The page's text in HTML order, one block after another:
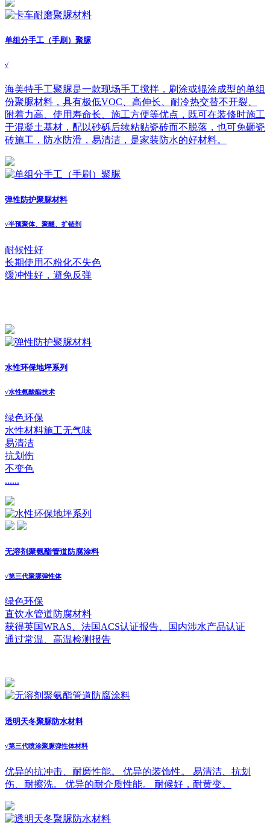
单组分手工（手刷）聚脲
√
海美特手工聚脲是一款现场手工搅拌，刷涂或辊涂成型的单组
份聚脲材料，具有极低VOC、高伸长、耐冷热交替不开裂、
附着力高、使用寿命长、施工方便等优点，既可在装修时施工
于混凝土基材，配以砂砾后续粘贴瓷砖而不脱落，也可免砸瓷
砖施工，防水防滑，易清洁，是家装防水的好材料。
弹性防护聚脲材料
√半预聚体、聚醚、扩链剂
耐候性好
长期使用不粉化不失色
缓冲性好，避免反弹
水性环保地坪系列
√水性氨酸酯技术
绿色环保
水性材料施工无气味
易清洁
抗划伤
不变色
......
无溶剂聚氨酯管道防腐涂料
√第三代聚脲弹性体
绿色环保
直饮水管道防腐材料
获得英国WRAS、法国ACS认证报告、国内涉水产品认证
通过常温、高温检测报告
透明天冬聚脲防水材料
√第三代喷涂聚脲弹性体材料
优异的抗冲击、耐磨性能。 优异的装饰性。 易清洁、抗划
伤、耐擦洗。 优异的耐介质性能。 耐候好，耐黄变。